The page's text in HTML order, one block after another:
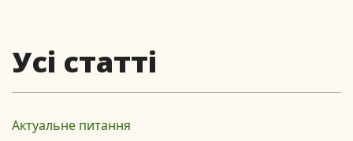
Усі статті
Актуальне питання